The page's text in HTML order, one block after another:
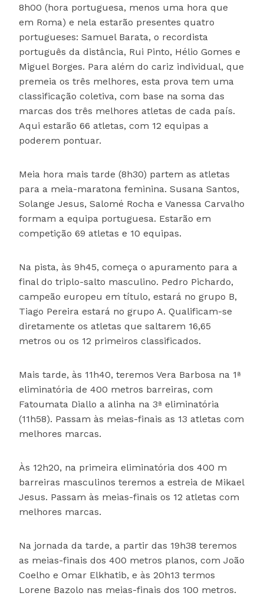
8h00 (hora portuguesa, menos uma hora que
em Roma) e nela estarão presentes quatro
portugueses: Samuel Barata, o recordista
português da distância, Rui Pinto, Hélio Gomes e
Miguel Borges. Para além do cariz individual, que
premeia os três melhores, esta prova tem uma
classificação coletiva, com base na soma das
marcas dos três melhores atletas de cada país.
Aqui estarão 66 atletas, com 12 equipas a
poderem pontuar.
Meia hora mais tarde (8h30) partem as atletas
para a meia-maratona feminina. Susana Santos,
Solange Jesus, Salomé Rocha e Vanessa Carvalho
formam a equipa portuguesa. Estarão em
competição 69 atletas e 10 equipas.
Na pista, às 9h45, começa o apuramento para a
final do triplo-salto masculino. Pedro Pichardo,
campeão europeu em título, estará no grupo B,
Tiago Pereira estará no grupo A. Qualificam-se
diretamente os atletas que saltarem 16,65
metros ou os 12 primeiros classificados.
Mais tarde, às 11h40, teremos Vera Barbosa na 1ª
eliminatória de 400 metros barreiras, com
Fatoumata Diallo a alinha na 3ª eliminatória
(11h58). Passam às meias-finais as 13 atletas com
melhores marcas.
Às 12h20, na primeira eliminatória dos 400 m
barreiras masculinos teremos a estreia de Mikael
Jesus. Passam às meias-finais os 12 atletas com
melhores marcas.
Na jornada da tarde, a partir das 19h38 teremos
as meias-finais dos 400 metros planos, com João
Coelho e Omar Elkhatib, e às 20h13 termos
Lorene Bazolo nas meias-finais dos 100 metros.